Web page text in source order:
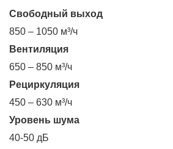
Свободный выход
850 – 1050 м³/ч
Вентиляция
650 – 850 м³/ч
Рециркуляция
450 – 630 м³/ч
Уровень шума
40-50 дБ